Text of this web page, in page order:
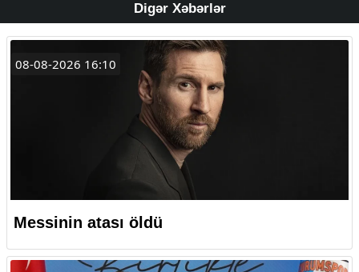
Digər Xəbərlər
08-08-2026 16:10
Messinin atası öldü